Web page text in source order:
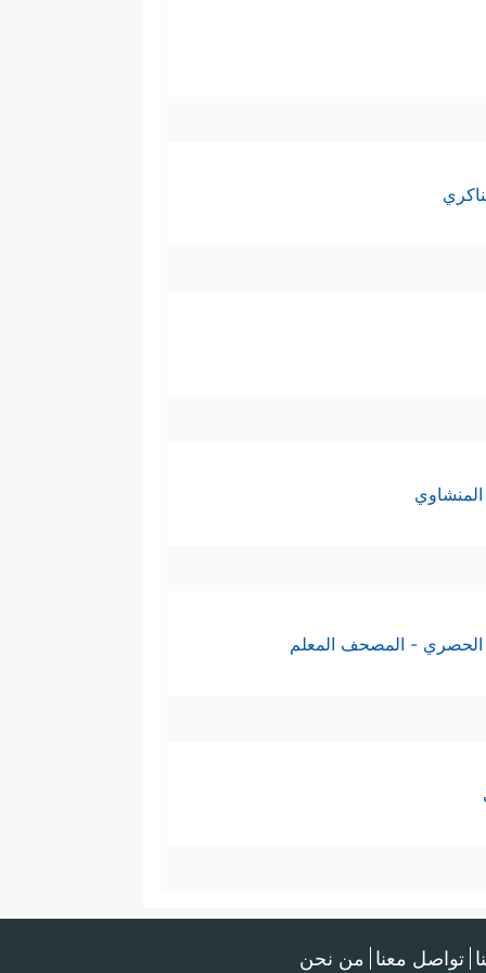
الحصري - المصحف المعلم
تواصل معنا من نحن